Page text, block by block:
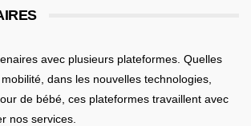
avec plusieurs plateformes. Quelles
, dans les nouvelles technologies,
de bébé , ces plateformes travaillent avec
nos services.